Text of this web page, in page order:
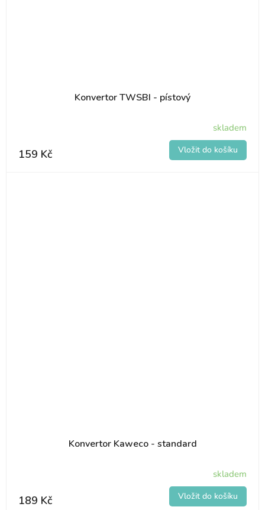
Konvertor TWSBI - pístový
skladem
159 Kč
Konvertor Kaweco - standard
skladem
189 Kč